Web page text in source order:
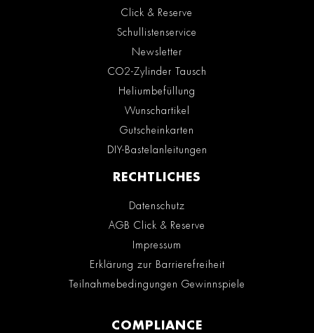
Click & Reserve
Schullistenservice
Newsletter
CO2-Zylinder Tausch
Heliumbefüllung
Wunschartikel
Gutscheinkarten
DIY-Bastelanleitungen
RECHTLICHES
Datenschutz
AGB Click & Reserve
Impressum
Erklärung zur Barrierefreiheit
Teilnahmebedingungen Gewinnspiele
COMPLIANCE